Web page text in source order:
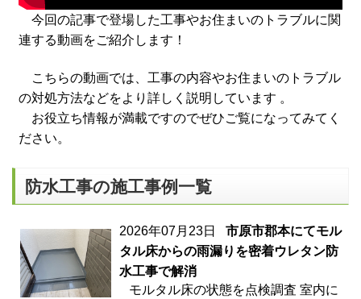
今回の記事で登場した工事やお住まいのトラブルに関
連する動画をご紹介します！
こちらの動画では、工事の内容やお住まいのトラブル
の対処方法などをより詳しく説明しています 。
お役立ち情報が満載ですのでぜひご覧になってみてく
ださい。
防水工事の施工事例一覧
2026年07月23日 市原市郡本にてモル
タル床からの雨漏りを密着ウレタン防
水工事で解消
モルタル床の状態を点検調査 室内に